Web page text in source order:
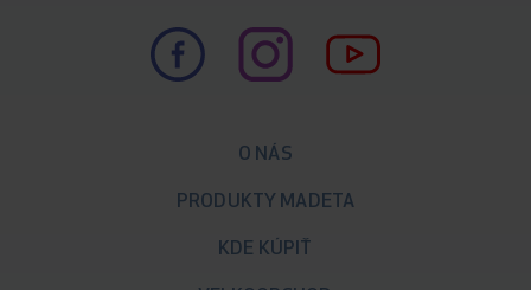
O NÁS
PRODUKTY MADETA
KDE KÚPIŤ